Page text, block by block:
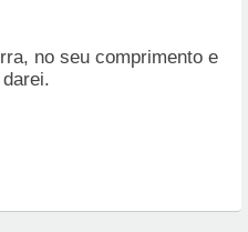
no seu comprimento e